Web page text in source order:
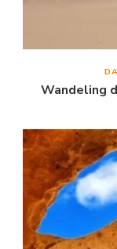
Wandeling